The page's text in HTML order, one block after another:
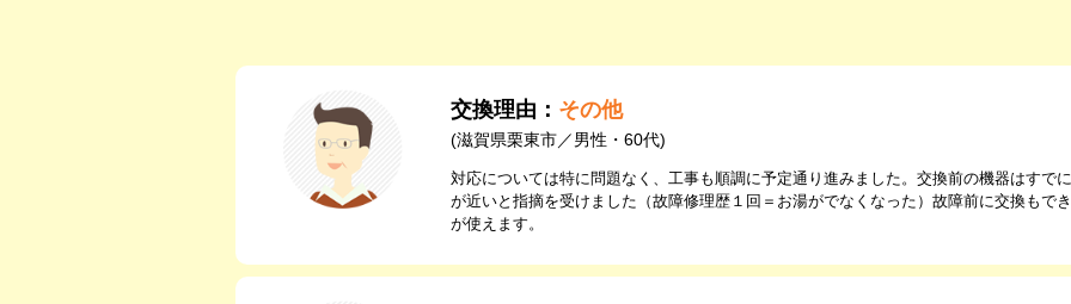
交換理由： その他
(滋賀県栗東市／男性・60代)
対応については特に問題なく、工事も順調に予定通り進みました。交換前の機器はすで
が近いと指摘を受けました（故障修理歴１回＝お湯がでなくなった）故障前に交換もで
が使えます。